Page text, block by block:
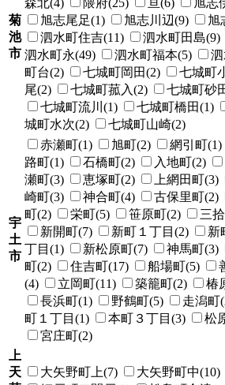
菊
池
市
森北(4)
隈府(25) 亘(6) 旭志
旭志尾足(1)
旭志川辺(9) 旭
泗水町住吉(11)
泗水町田島(9)
泗水町永(49)
泗水町福本(5)
町台(2)
七城町岡田(2) 七城町
尾(2)
七城町菰入(2) 七城町砂
七城町流川(1)
七城町橋田(1)
城町水次(2)
七城町山崎(2)
宇
土
市
赤瀬町(1) 旭町(2) 網引町(1)
路町(1)
石橋町(2) 入地町(2)
瀬町(3)
恵塚町(2) 上網田町(3)
崎町(3)
神合町(4) 古保里町(2)
町(2)
栄町(5) 笹原町(2) 三
新開町(7)
新町１丁目(2) 新
丁目(1)
新松原町(7) 神馬町(3)
町(2)
住吉町(17) 船場町(5)
(4)
立岡町(11) 築籠町(2) 椿
長浜町(1)
野鶴町(5) 走潟町
町１丁目(1)
本町３丁目(3) 松
宮庄町(2)
上
天
大矢野町上(7) 大矢野町中(10)